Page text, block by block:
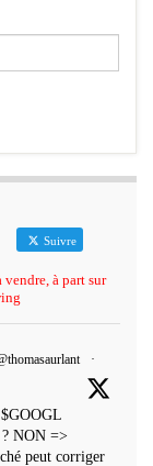
Suivre
à part sur
·
? NON =>
peut corriger